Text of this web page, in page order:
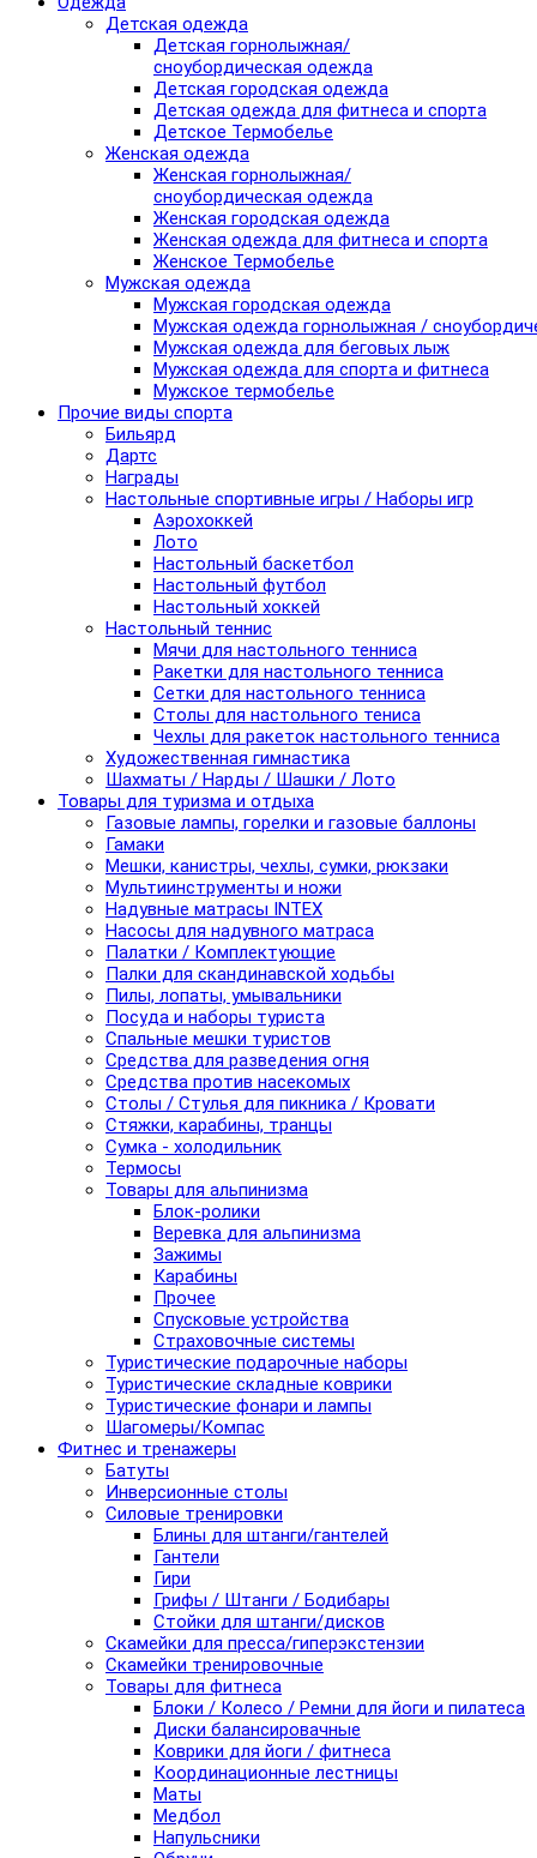
Детская одежда
Детская горнолыжная/
сноубордическая одежда
Детская городская одежда
Детская одежда для фитнеса и спорта
Детское Термобелье
Женская одежда
Женская горнолыжная/
сноубордическая одежда
Женская городская одежда
Женская одежда для фитнеса и спорта
Женское Термобелье
Мужская одежда
Мужская городская одежда
Мужская одежда горнолыжная /
Мужская одежда для беговых лыж
Мужская одежда для спорта и фитнеса
Мужское термобелье
Прочие виды спорта
Бильярд
Дартс
Награды
Настольные спортивные игры / Наборы игр
Аэрохоккей
Лото
Настольный баскетбол
Настольный футбол
Настольный хоккей
Настольный теннис
Мячи для настольного тенниса
Ракетки для настольного тенниса
Сетки для настольного тенниса
Столы для настольного тениса
Чехлы для ракеток настольного тенниса
Художественная гимнастика
Шахматы / Нарды / Шашки / Лото
Товары для туризма и отдыха
Газовые лампы, горелки и газовые баллоны
Гамаки
Мешки, канистры, чехлы, сумки, рюкзаки
Мультиинструменты и ножи
Надувные матрасы INTEX
Насосы для надувного матраса
Палатки / Комплектующие
Палки для скандинавской ходьбы
Пилы, лопаты, умывальники
Посуда и наборы туриста
Спальные мешки туристов
Средства для разведения огня
Средства против насекомых
Столы / Стулья для пикника / Кровати
Стяжки, карабины, транцы
Сумка - холодильник
Термосы
Товары для альпинизма
Блок-ролики
Веревка для альпинизма
Зажимы
Карабины
Прочее
Спусковые устройства
Страховочные системы
Туристические подарочные наборы
Туристические складные коврики
Туристические фонари и лампы
Шагомеры/Компас
Фитнес и тренажеры
Батуты
Инверсионные столы
Силовые тренировки
Блины для штанги/гантелей
Гантели
Гири
Грифы / Штанги / Бодибары
Стойки для штанги/дисков
Скамейки для пресса/гиперэкстензии
Скамейки тренировочные
Товары для фитнеса
Блоки / Колесо / Ремни для йоги и пилатеса
Диски балансировачные
Коврики для йоги / фитнеса
Координационные лестницы
Маты
Медбол
Напульсники